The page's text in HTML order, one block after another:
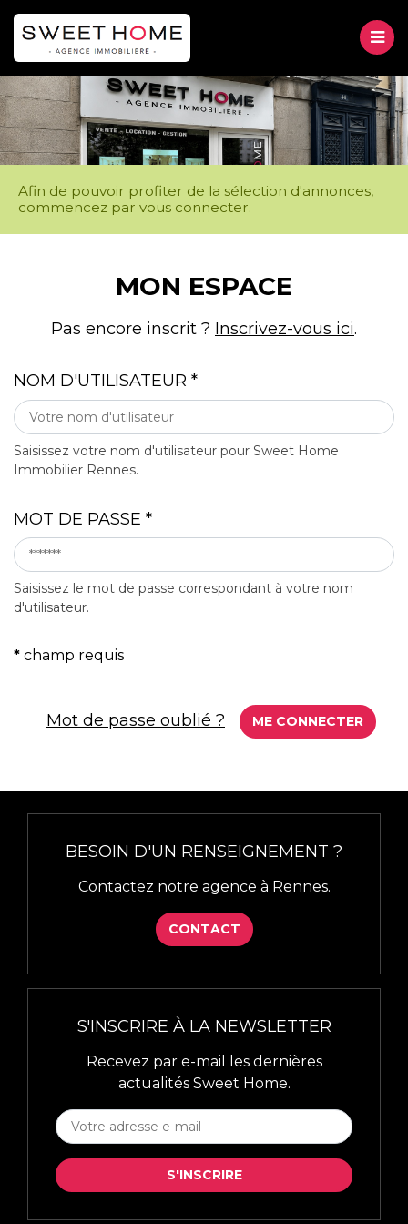
MESSAGE
Afin de pouvoir profiter de la sélection d'annonces,
commencez par vous connecter.
MON ESPACE
Pas encore inscrit ? Inscrivez-vous ici.
NOM D'UTILISATEUR *
Saisissez votre nom d'utilisateur pour Sweet Home
Immobilier Rennes.
MOT DE PASSE *
Saisissez le mot de passe correspondant à votre nom
d'utilisateur.
* champ requis
Mot de passe oublié ? ME CONNECTER
BESOIN D'UN RENSEIGNEMENT ?
Contactez notre agence à Rennes.
CONTACT
S'INSCRIRE À LA NEWSLETTER
Recevez par e-mail les dernières
actualités Sweet Home.
À
LA
NEWSLETTER
S'INSCRIRE
VENTE
LOCATION
GESTION
CONTACT